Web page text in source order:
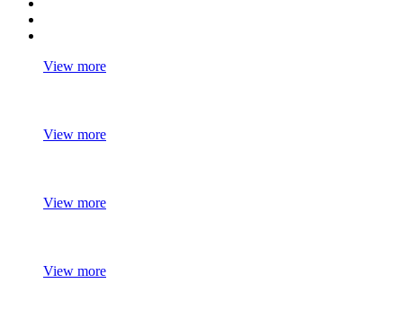
View more
View more
View more
View more